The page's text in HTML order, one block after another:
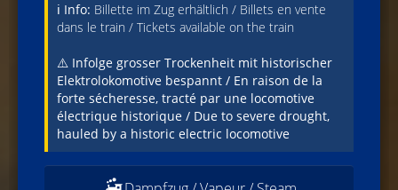
ℹ️ Info: Billette im Zug erhältlich / Billets en vente
dans le train / Tickets available on the train
⚠️ Infolge grosser Trockenheit mit historischer
Elektrolokomotive bespannt / En raison de la
forte sécheresse, tracté par une locomotive
électrique historique / Due to severe drought,
hauled by a historic electric locomotive